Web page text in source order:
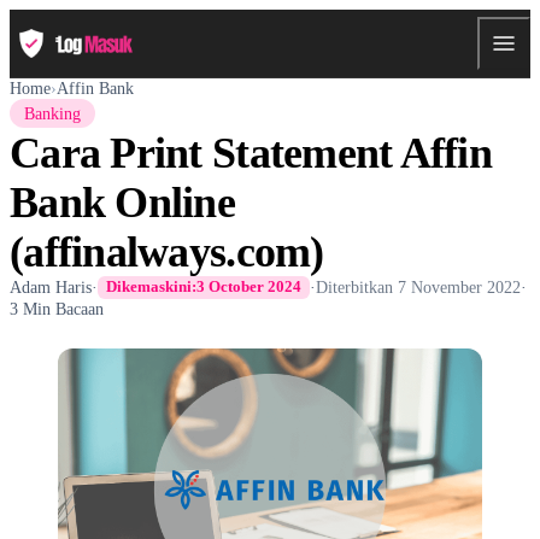
Home›Affin Bank
Banking
Cara Print Statement Affin
Bank Online
(affinalways.com)
Adam Haris· Dikemaskini:3 October 2024 ·Diterbitkan 7 November 2022·
3 Min Bacaan